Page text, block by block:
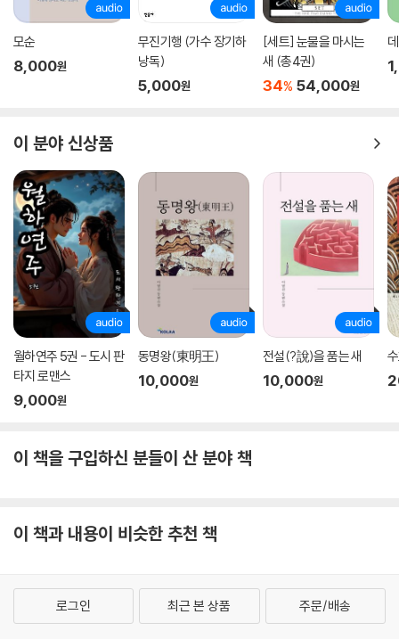
017년 원제와 동명의 연극으로 공연되며 이야기 자체의 흡인력을 이미 증
명한 바 있다.
“찰나에 불과한 그 순간순간들이 삶의 의미일 수는 없을까”
권여선만이 가능한 소설적 깊이
언니의 죽음을 ‘아름다운 형식’의 파괴로 받아들였던 열일곱살 다언은 17
년이 지나서야 “완벽한 미의 형식이 아니라 생생한 삶의 내용이 파괴”되었
다는 것을 비로소 이해할 수 있게 된다. 언니의 죽음이 모두를 나머지 존재
로 만들어버린다고 생각했지만 다언은 이해할 수 없었던 죽음을 애도하게
됨으로써 삶의 숨겨진 의미와 진실을 찾게 된다. 삶이 이어진다는 것, 살아
있다면 언젠가는 웃고 먹고 이야기하며 펄펄 살아 숨 쉬는 생명의 생생한
감각들을 받아들일 수 있게 된다는 것, 그러므로 삶 자체가 유일한 희망이
라는 단 하나의 진실을 말이다. 권여선만이 보여줄 수 있는 이 묵직한 메시
지는 단순한 이야기를 넘어 ‘아프고 무섭고 견디기 힘든 당신의 삶 한가운
데’(‘작가의 말’) 놓일 것이다. “당신의 삶이 평하기를, 덜 아프기를, 조금
더 견딜 만하기를 바라는 마음”을 이야기하는 작가의 간절한 마음처럼 독
자들 곁을 레몬의 노란빛으로 환하게 밝힐 것이다.
모순
8,000원
무진기행 (가수 장기하
낭독)
5,000원
[세트] 눈물을 마시는
새 (총4권)
34% 54,000원
이 분야 신상품
월하연주 5권 - 도시 판
타지 로맨스
9,000원
동명왕(東明王)
10,000원
전설(?說)을 품는 새
10,000원
이 책을 구입하신 분들이 산 분야 책
이 책과 내용이 비슷한 추천 책
로그인 최근 본 상품 주문/배송